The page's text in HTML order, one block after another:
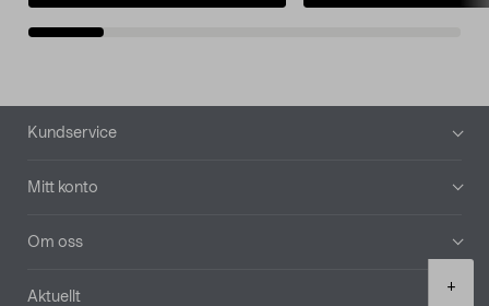
+
Sidfot
Kundservice
Mitt konto
Om oss
Aktuellt